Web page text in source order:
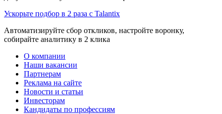
Ускорьте подбор в 2 раза с Talantix
Автоматизируйте сбор откликов, настройте воронку,
собирайте аналитику в 2 клика
О компании
Наши вакансии
Партнерам
Реклама на сайте
Новости и статьи
Инвесторам
Кандидаты по профессиям